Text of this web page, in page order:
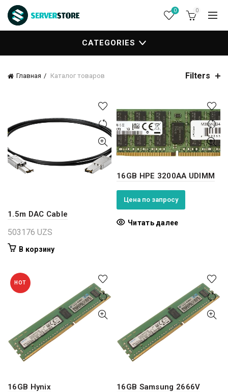
0 0
CATEGORIES
Главная Каталог товаров Filters
1.5m DAC Cable
503176 UZS
В корзину
16GB HPE 3200AA UDIMM
Цена по запросу
Читать далее
HOT
16GB Hynix
16GB Samsung 2666V